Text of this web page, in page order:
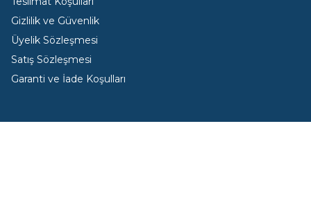
Gizlilik ve Güvenlik
Üyelik Sözleşmesi
Satış Sözleşmesi
Garanti ve İade Koşulları